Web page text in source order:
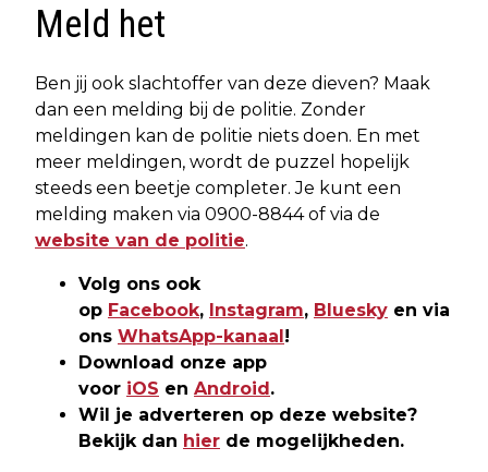
Meld het
Ben jij ook slachtoffer van deze dieven? Maak
dan een melding bij de politie. Zonder
meldingen kan de politie niets doen. En met
meer meldingen, wordt de puzzel hopelijk
steeds een beetje completer. Je kunt een
melding maken via 0900-8844 of via de
website van de politie.
Volg ons ook
op Facebook, Instagram, Bluesky en via
ons WhatsApp-kanaal!
Download onze app
voor iOS en Android.
Wil je adverteren op deze website?
Bekijk dan hier de mogelijkheden.